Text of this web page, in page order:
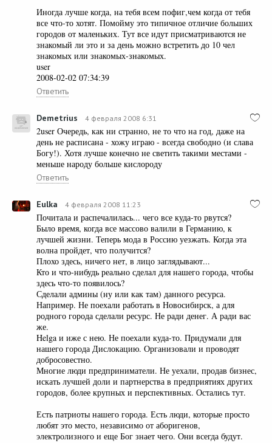
Иногда лучше когда, на тебя всем пофиг,чем когда от тебя
все что-то хотят. Помойму это типичное отличие больших
городов от маленьких. Тут все идут присматриваются не
знакомый ли это и за день можно встретить до 10 чел
знакомых или знакомых-знакомых.
user
2008-02-02 07:34:39
Ответить
Demetrius 4 февраля 2008 6:31
2user Очередь, как ни странно, не то что на год, даже на
день не расписана - хожу играю - всегда свободно (и слава
Богу!). Хотя лучше конечно не светить такими местами -
меньше народу больше кислороду
Ответить
Eulka 4 февраля 2008 11:23
Почитала и распечалилась... чего все куда-то рвутся?
Было время, когда все массово валили в Германию, к
лучшей жизни. Теперь мода в Россию уезжать. Когда эта
волна пройдет, что получится?
Плохо здесь, ничего нет, в лицо заглядывают...
Кто и что-нибудь реально сделал для нашего города, чтобы
здесь что-то появилось?
Сделали админы (ну или как там) данного ресурса.
Например. Не поехали работать в Новосибирск, а для
родного города сделали ресурс. Не ради денег. А ради вас
же.
Helga и иже с нею. Не поехали куда-то. Придумали для
нашего города Дислокацию. Организовали и проводят
добросовестно.
Многие люди предприниматели. Не уехали, продав бизнес,
искать лучшей доли и партнерства в предприятиях других
городов, более крупных и перспективных. Остались тут.
Есть патриоты нашего города. Есть люди, которые просто
любят это место, независимо от аборигенов,
электролизного и еще Бог знает чего. Они всегда будут.